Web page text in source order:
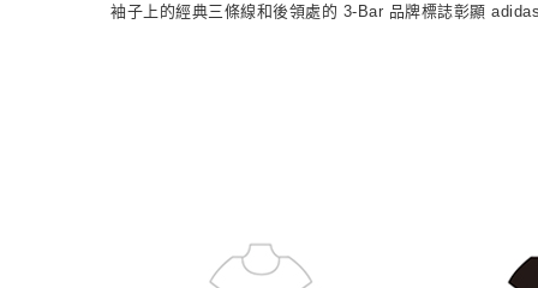
袖子上的經典三條線和後領處的 3-Bar 品牌標誌彰顯